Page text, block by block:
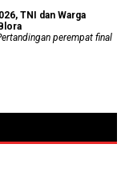
TNI dan Warga
perempat final